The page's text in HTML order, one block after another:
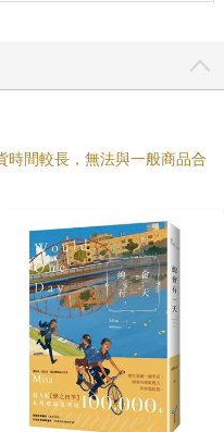
妳也有問題吧？」譚皓安
然露出微笑，對我說：
臉好不好？」
走出教室。
皓安拿下耳機，冷淡地警
間較長，無法與一般商品合